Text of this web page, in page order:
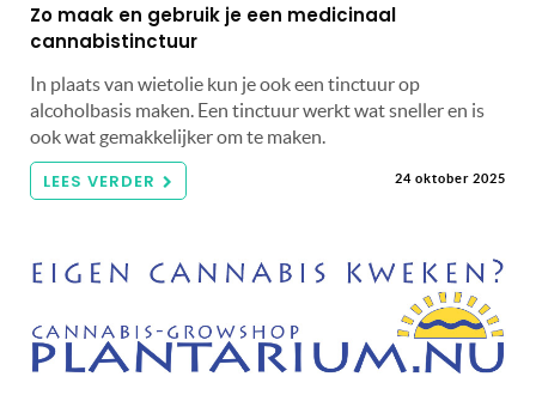
Zo maak en gebruik je een medicinaal
cannabistinctuur
In plaats van wietolie kun je ook een tinctuur op
alcoholbasis maken. Een tinctuur werkt wat sneller en is
ook wat gemakkelijker om te maken.
LEES VERDER 24 oktober 2025